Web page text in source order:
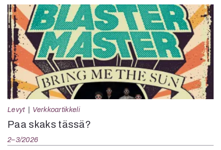
Levyt Verkkoartikkeli
Paa skaks tässä?
2–3/2026